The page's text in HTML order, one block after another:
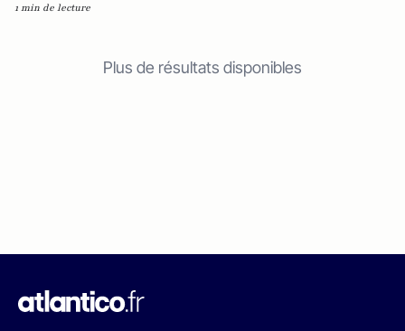
1 min de lecture
Plus de résultats disponibles